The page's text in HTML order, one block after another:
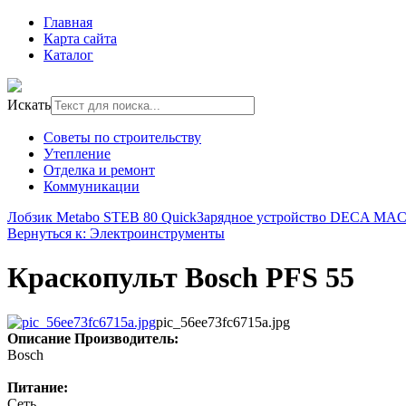
Главная
Карта сайта
Каталог
Искать
Советы по строительству
Утепление
Отделка и ремонт
Коммуникации
Лобзик Metabo STEB 80 QuickЗарядное устройство DECA
Вернуться к: Электроинструменты
Краскопульт Bosch PFS 55
pic_56ee73fc6715a.jpg
Описание Производитель:
Bosch
Питание: